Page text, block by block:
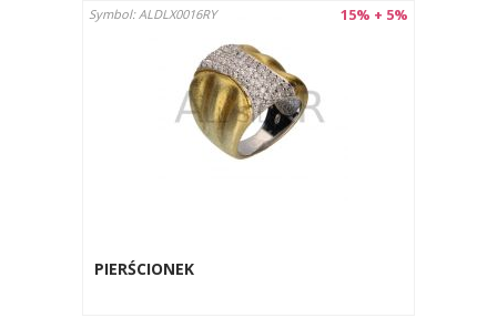
15% + 5%
Symbol: ALDLX0016RY
PIERŚCIONEK